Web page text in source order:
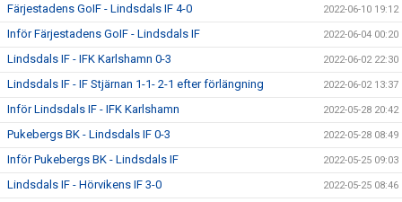
Färjestadens GoIF - Lindsdals IF 4-0 2022-06-10 19:12
Inför Färjestadens GoIF - Lindsdals IF 2022-06-04 00:20
Lindsdals IF - IFK Karlshamn 0-3 2022-06-02 22:30
Lindsdals IF - IF Stjärnan 1-1- 2-1 efter förlängning 2022-06-02 13:37
Inför Lindsdals IF - IFK Karlshamn 2022-05-28 20:42
Pukebergs BK - Lindsdals IF 0-3 2022-05-28 08:49
Inför Pukebergs BK - Lindsdals IF 2022-05-25 09:03
Lindsdals IF - Hörvikens IF 3-0 2022-05-25 08:46